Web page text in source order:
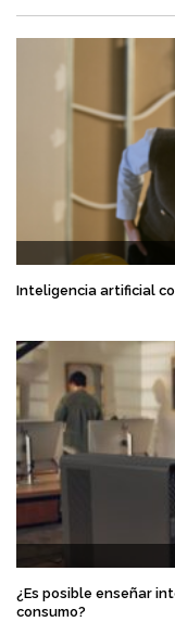
Inteligencia artificial
¿Es posible enseñar
consumo?